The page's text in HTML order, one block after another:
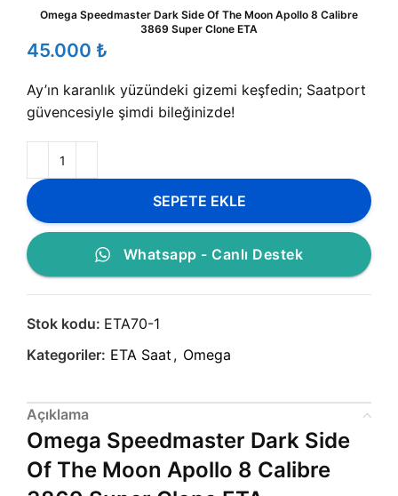
Omega Speedmaster Dark Side Of The Moon Apollo 8 Calibre
3869 Super Clone ETA
₺
Ay’ın karanlık yüzündeki gizemi keşfedin; Saatport
güvencesiyle şimdi bileğinizde!
SEPETE EKLE
Whatsapp - Canlı Destek
Stok kodu: ETA70-1
Kategoriler: ETA Saat , Omega
Açıklama
Omega Speedmaster Dark Side
Of The Moon Apollo 8 Calibre